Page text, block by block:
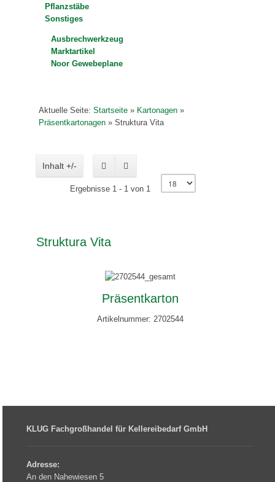
Pflanzstäbe
Sonstiges
Ausbrechwerkzeug
Marktartikel
Noor Gewebeplane
Aktuelle Seite:Startseite » Kartonagen »
Präsentkartonagen »Struktura Vita
Inhalt +/-
Ergebnisse 1 - 1 von 1
Struktura Vita
Präsentkarton
Artikelnummer: 2702544
KLUG Fachgroßhandel für Kellereibedarf GmbH
Adresse:
An den Nahewiesen 5